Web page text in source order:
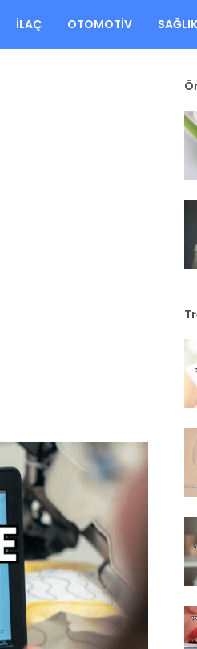
İLAÇ OTOMOTIV SAĞLIK